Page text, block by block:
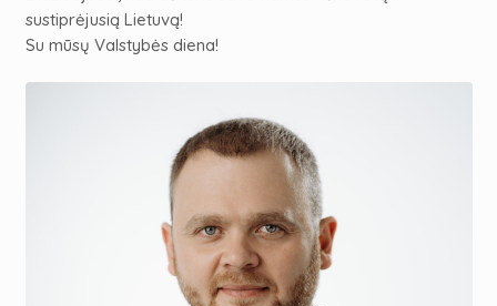
sustiprėjusią Lietuvą!
Su mūsų Valstybės diena!